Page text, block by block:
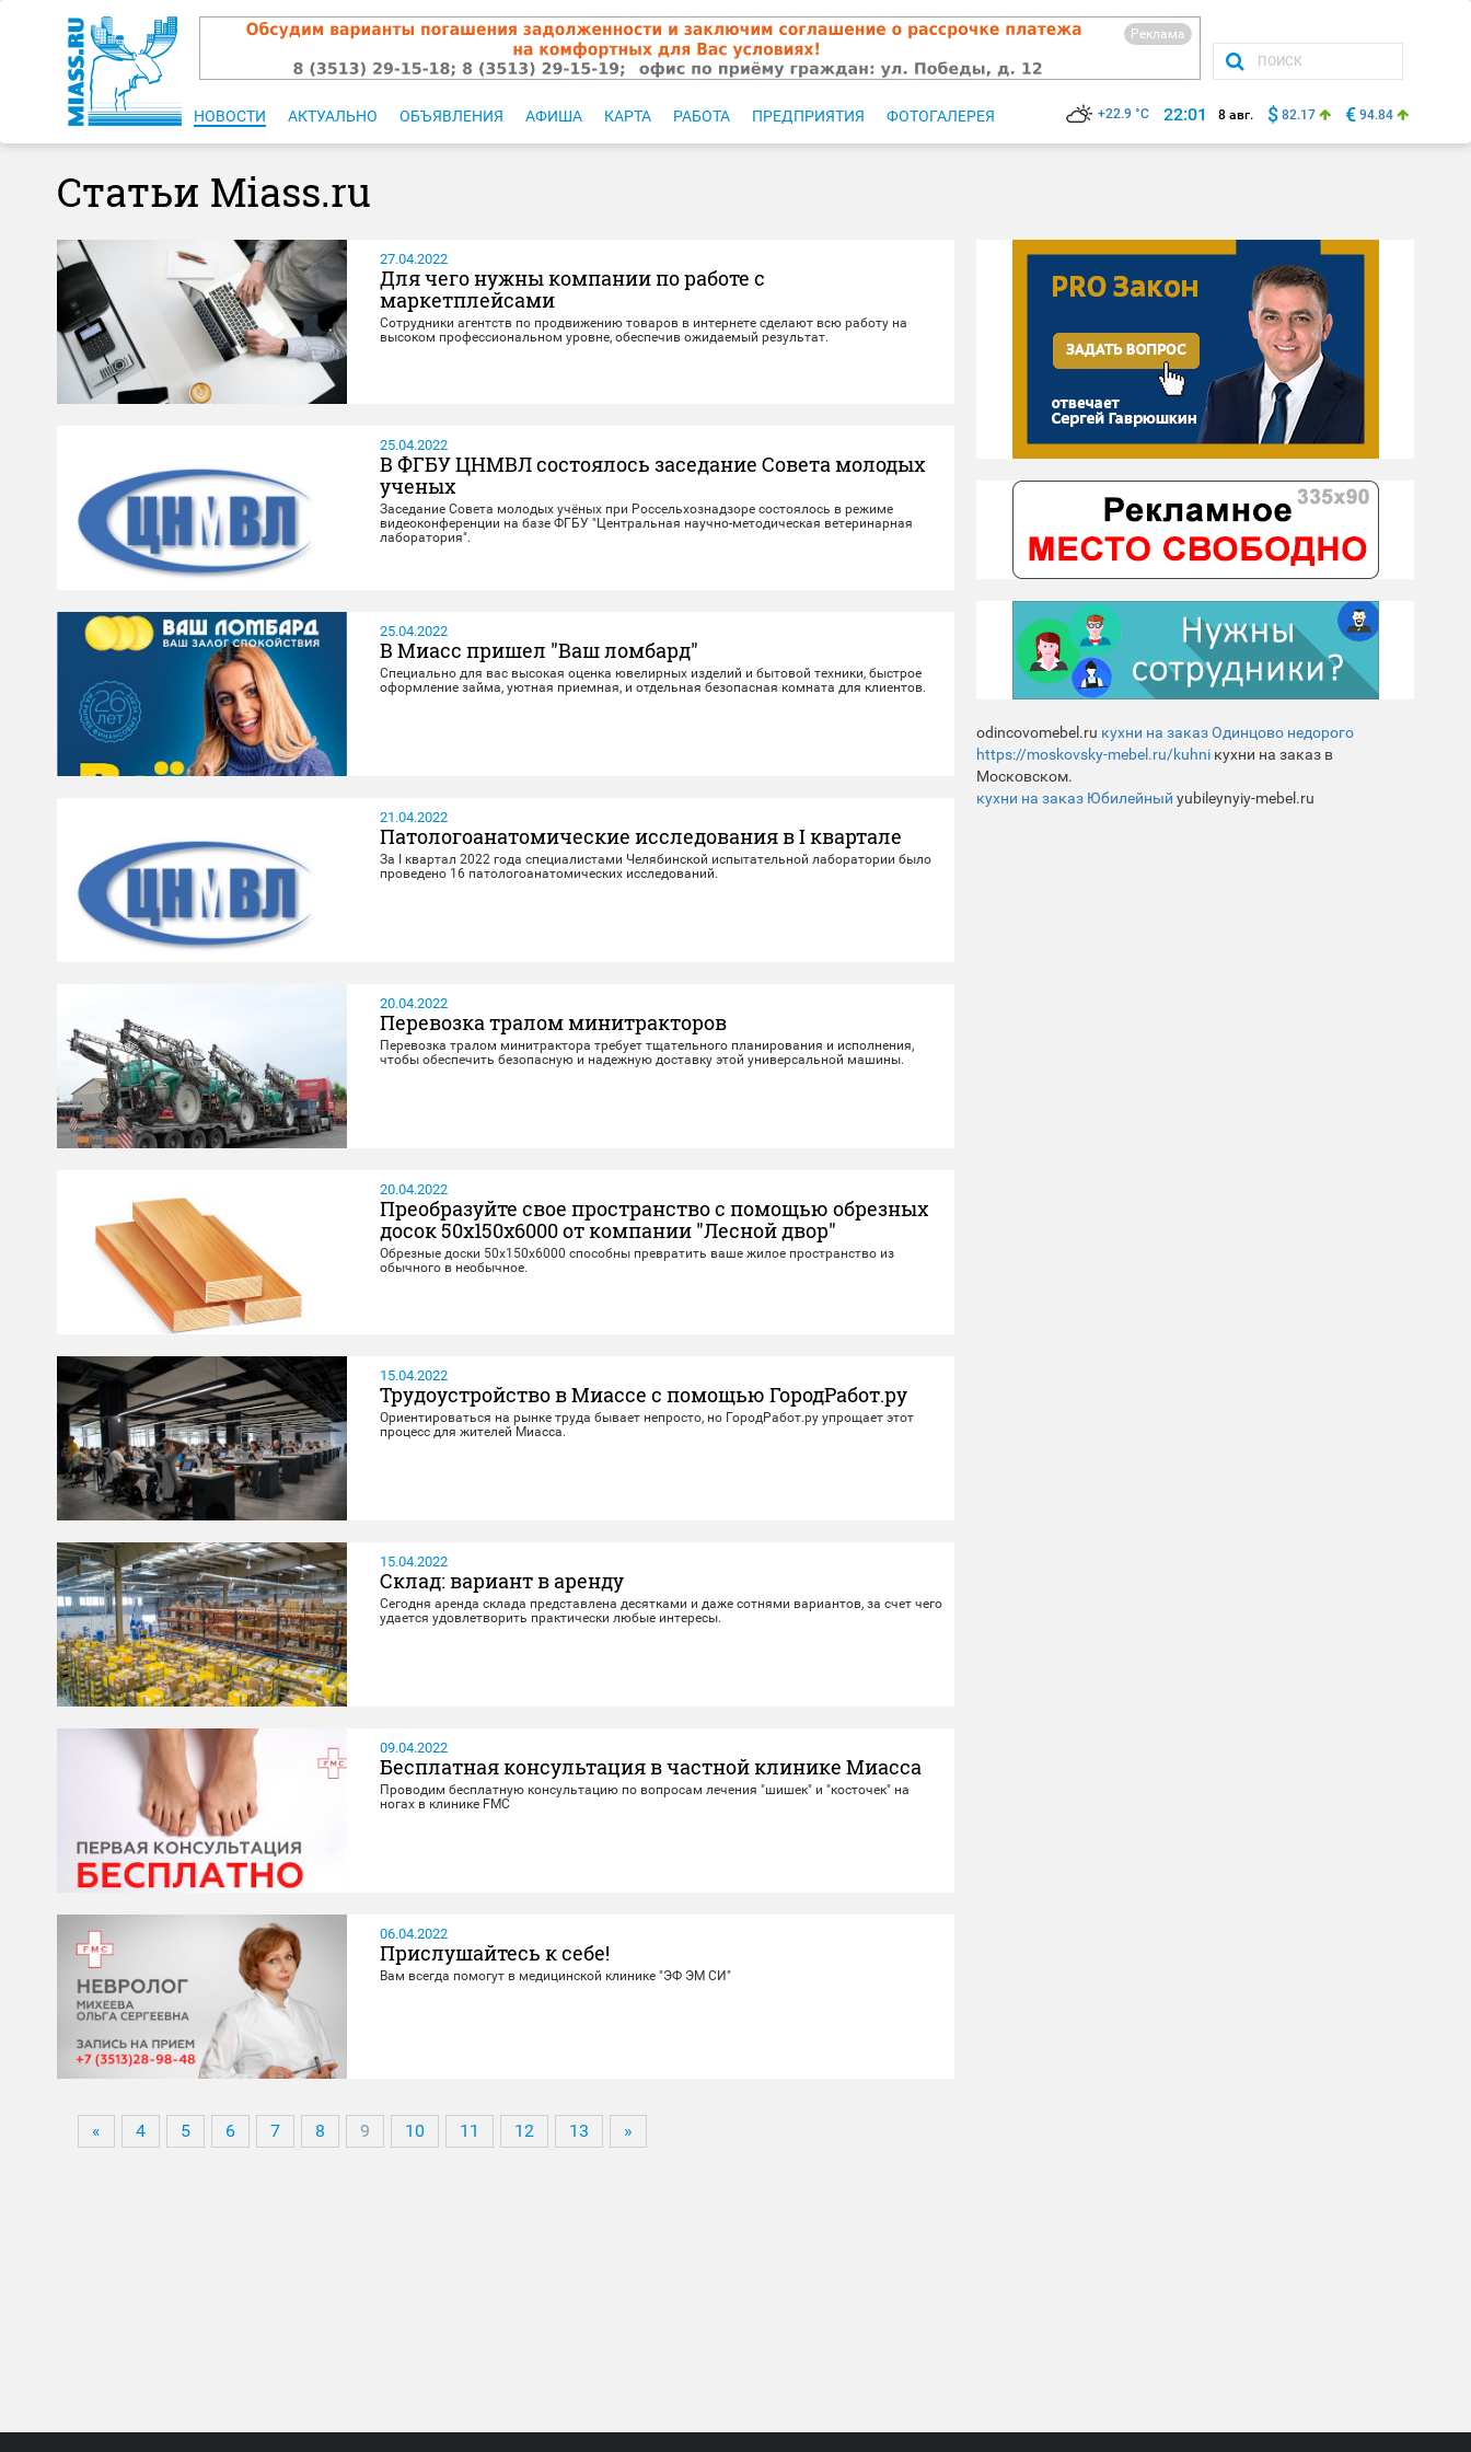
Реклама
НОВОСТИ АКТУАЛЬНО ОБЪЯВЛЕНИЯ АФИША КАРТА РАБОТА ПРЕДПРИЯТИЯ ФОТОГАЛЕРЕЯ +22.9 °C 22:01 8 авг. $ 82.17 € 94.84
Статьи Miass.ru
27.04.2022
Для чего нужны компании по работе с
маркетплейсами
Сотрудники агентств по продвижению товаров в интернете сделают всю работу на
высоком профессиональном уровне, обеспечив ожидаемый результат.
25.04.2022
В ФГБУ ЦНМВЛ состоялось заседание Совета молодых
ученых
Заседание Совета молодых учёных при Россельхознадзоре состоялось в режиме
видеоконференции на базе ФГБУ "Центральная научно-методическая ветеринарная
лаборатория".
25.04.2022
В Миасс пришел "Ваш ломбард"
Специально для вас высокая оценка ювелирных изделий и бытовой техники, быстрое
оформление займа, уютная приемная, и отдельная безопасная комната для клиентов.
21.04.2022
Патологоанатомические исследования в I квартале
За I квартал 2022 года специалистами Челябинской испытательной лаборатории было
проведено 16 патологоанатомических исследований.
20.04.2022
Перевозка тралом минитракторов
Перевозка тралом минитрактора требует тщательного планирования и исполнения,
чтобы обеспечить безопасную и надежную доставку этой универсальной машины.
20.04.2022
Преобразуйте свое пространство с помощью обрезных
досок 50x150x6000 от компании "Лесной двор"
Обрезные доски 50x150x6000 способны превратить ваше жилое пространство из
обычного в необычное.
15.04.2022
Трудоустройство в Миассе с помощью ГородРабот.ру
Ориентироваться на рынке труда бывает непросто, но ГородРабот.ру упрощает этот
процесс для жителей Миасса.
15.04.2022
Склад: вариант в аренду
Сегодня аренда склада представлена десятками и даже сотнями вариантов, за счет чего
удается удовлетворить практически любые интересы.
09.04.2022
Бесплатная консультация в частной клинике Миасса
Проводим бесплатную консультацию по вопросам лечения "шишек" и "косточек" на
ногах в клинике FMC
06.04.2022
Прислушайтесь к себе!
Вам всегда помогут в медицинской клинике "ЭФ ЭМ СИ"
« 4 5 6 7 8 9 10 11 12 13 »
odincovomebel.ru кухни на заказ Одинцово недорого
https://moskovsky-mebel.ru/kuhni кухни на заказ в
Московском.
кухни на заказ Юбилейный yubileynyiy-mebel.ru